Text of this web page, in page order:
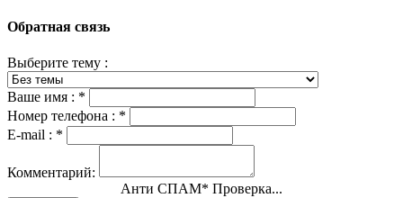
Обратная связь
Выберите тему :
Ваше имя : *
Номер телефона : *
E-mail : *
Комментарий:
Анти СПАМ* Проверка...